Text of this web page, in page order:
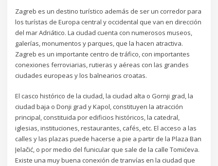
Zagreb es un destino turístico además de ser un corredor para
los turístas de Europa central y occidental que van en dirección
del mar Adriático. La ciudad cuenta con numerosos museos,
galerías, monumentos y parques, que la hacen atractiva.
Zagreb es un importante centro de tráfico, con importantes
conexiones ferroviarias, rutieras y aéreas con las grandes
ciudades europeas y los balnearios croatas.
El casco histórico de la ciudad, la ciudad alta o Gornji grad, la
ciudad baja o Donji grad y Kapol, constituyen la atracción
principal, constituida por edificios históricos, la catedral,
iglesias, instituciones, restaurantes, cafés, etc. El acceso a las
calles y las plazas puede hacerse a pie a partir de la Plaza Ban
Jelačić, o por medio del funicular que sale de la calle Tomićeva.
Existe una muy buena conexión de tranvías en la ciudad que